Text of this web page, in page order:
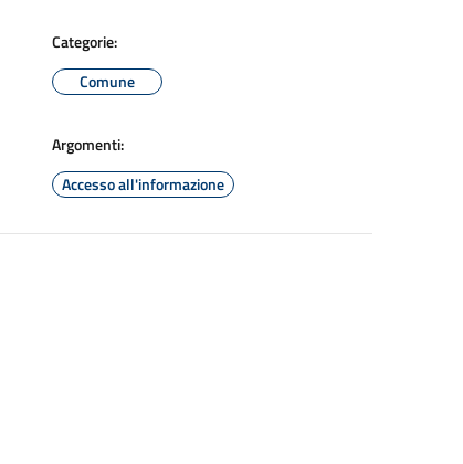
Categorie:
Comune
Argomenti:
Accesso all'informazione